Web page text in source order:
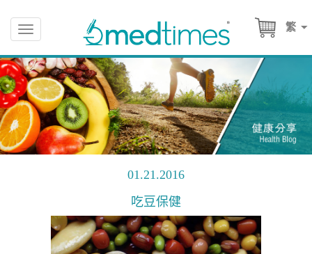
繁
Toggle
navigation
01.21.2016
吃豆保健